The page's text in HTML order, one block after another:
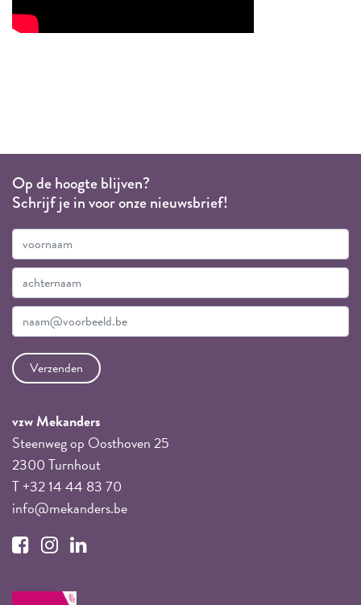
Op de hoogte blijven?
Schrijf je in voor onze nieuwsbrief!
vzw Mekanders
Steenweg op Oosthoven 25
2300 Turnhout
T +32 14 44 83 70
info@mekanders.be